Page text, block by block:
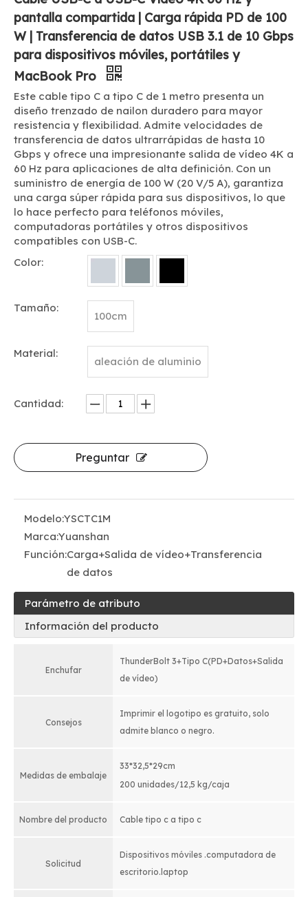
pantalla compartida | Carga rápida PD de 100
W | Transferencia de datos USB 3.1 de 10 Gbps
para dispositivos móviles, portátiles y
MacBook Pro
Este cable tipo C a tipo C de 1 metro presenta un
diseño trenzado de nailon duradero para mayor
resistencia y flexibilidad. Admite velocidades de
transferencia de datos ultrarrápidas de hasta 10
Gbps y ofrece una impresionante salida de vídeo 4K a
60 Hz para aplicaciones de alta definición. Con un
suministro de energía de 100 W (20 V/5 A), garantiza
una carga súper rápida para sus dispositivos, lo que
lo hace perfecto para teléfonos móviles,
computadoras portátiles y otros dispositivos
compatibles con USB-C.
Color:
Tamaño:
100cm
Material:
aleación de aluminio
Cantidad:
Preguntar
Modelo:YSCTC1M
Marca:Yuanshan
Función:Carga+Salida de vídeo+Transferencia
de datos
Parámetro de atributo
Información del producto
Enchufar
ThunderBolt 3+Tipo C(PD+Datos+Salida
de vídeo)
Consejos
Imprimir el logotipo es gratuito, solo
admite blanco o negro.
Medidas de embalaje
33*32,5*29cm
200 unidades/12,5 kg/caja
Nombre del producto Cable tipo c a tipo c
Solicitud
Dispositivos móviles .computadora de
escritorio.laptop